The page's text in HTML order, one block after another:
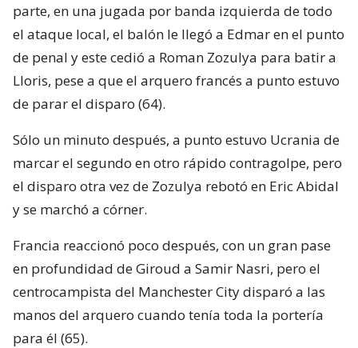
parte, en una jugada por banda izquierda de todo
el ataque local, el balón le llegó a Edmar en el punto
de penal y este cedió a Roman Zozulya para batir a
Lloris, pese a que el arquero francés a punto estuvo
de parar el disparo (64).
Sólo un minuto después, a punto estuvo Ucrania de
marcar el segundo en otro rápido contragolpe, pero
el disparo otra vez de Zozulya rebotó en Eric Abidal
y se marchó a córner.
Francia reaccionó poco después, con un gran pase
en profundidad de Giroud a Samir Nasri, pero el
centrocampista del Manchester City disparó a las
manos del arquero cuando tenía toda la portería
para él (65).